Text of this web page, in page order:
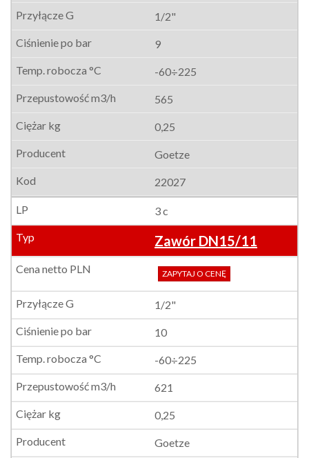
1/2"
9
-60÷225
565
0,25
Goetze
22027
3 c
Zawór DN15/11
ZAPYTAJ O CENĘ
1/2"
10
-60÷225
621
0,25
Goetze